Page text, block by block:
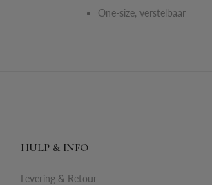
One-size, verstelbaar
HULP & INFO
Levering & Retour